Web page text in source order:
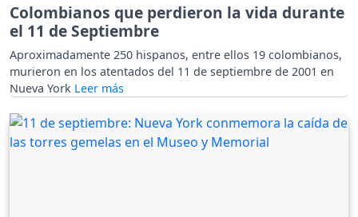
Colombianos que perdieron la vida durante
el 11 de Septiembre
Aproximadamente 250 hispanos, entre ellos 19 colombianos,
murieron en los atentados del 11 de septiembre de 2001 en
Nueva York